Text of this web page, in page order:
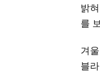
밝
를
겨
블